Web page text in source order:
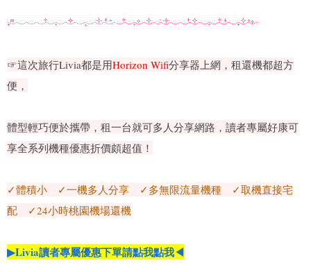
☞這次旅行Livia都是用Horizon Wifi分享器上網，租還機都超方
便，
體型輕巧便於攜帶，租一台就可多人分享網路，讀者專屬好康可
享全系列機種優惠折價頗超值！
✓體積小 ✓一機多人分享 ✓多無限流量機種 ✓取機直接宅
配 ✓24小時桃園機場還機
▶Livia讀者專屬優惠下單請點我點我◀